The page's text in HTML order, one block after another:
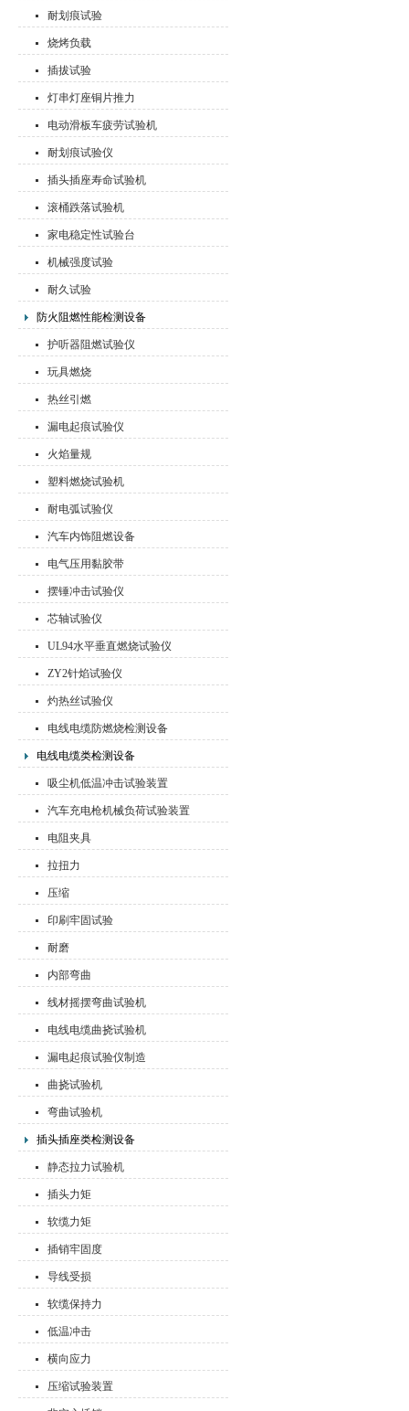
耐划痕试验
烧烤负载
插拔试验
灯串灯座铜片推力
电动滑板车疲劳试验机
耐划痕试验仪
插头插座寿命试验机
滚桶跌落试验机
家电稳定性试验台
机械强度试验
耐久试验
防火阻燃性能检测设备
护听器阻燃试验仪
玩具燃烧
热丝引燃
漏电起痕试验仪
火焰量规
塑料燃烧试验机
耐电弧试验仪
汽车内饰阻燃设备
电气压用黏胶带
摆锤冲击试验仪
芯轴试验仪
UL94水平垂直燃烧试验仪
ZY2针焰试验仪
灼热丝试验仪
电线电缆防燃烧检测设备
电线电缆类检测设备
吸尘机低温冲击试验装置
汽车充电枪机械负荷试验装置
电阻夹具
拉扭力
压缩
印刷牢固试验
耐磨
内部弯曲
线材摇摆弯曲试验机
电线电缆曲挠试验机
漏电起痕试验仪制造
曲挠试验机
弯曲试验机
插头插座类检测设备
静态拉力试验机
插头力矩
软缆力矩
插销牢固度
导线受损
软缆保持力
低温冲击
横向应力
压缩试验装置